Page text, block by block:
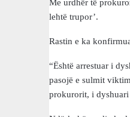
Me urdhër të
lehtë trupor’.
Rastin e ka
“Është arrestuar i
pasojë e sulmit
prokurorit, i dyshuari